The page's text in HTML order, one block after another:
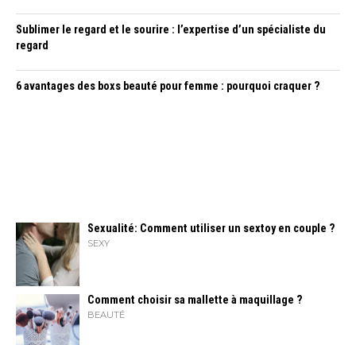
Sublimer le regard et le sourire : l’expertise d’un spécialiste du
regard
6 avantages des boxs beauté pour femme : pourquoi craquer ?
Sexualité: Comment utiliser un sextoy en couple ?
SEXY
Comment choisir sa mallette à maquillage ?
BEAUTÉ